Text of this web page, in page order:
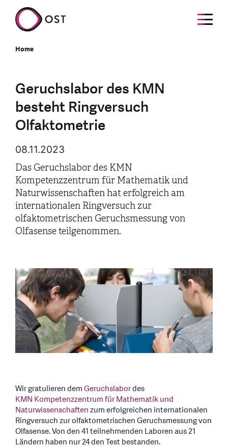
Home
Geruchslabor des KMN
besteht Ringversuch
Olfaktometrie
08.11.2023
Das Geruchslabor des KMN
Kompetenzzentrum für Mathematik und
Naturwissenschaften hat erfolgreich am
internationalen Ringversuch zur
olfaktometrischen Geruchsmessung von
Olfasense teilgenommen.
Wir gratulieren demGeruchslabordes
KMN Kompetenzzentrum für Mathematik und
Naturwissenschaftenzum erfolgreichen internationalen
Ringversuch zur olfaktometrischen Geruchsmessung von
Olfasense. Von den 41 teilnehmenden Laboren aus 21
Ländern haben nur 24 den Test bestanden.